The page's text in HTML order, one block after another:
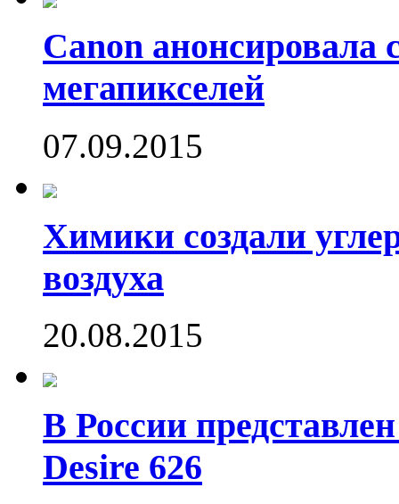
Canon анонсировала
мегапикселей
07.09.2015
Химики создали
воздуха
20.08.2015
В России
Desire 626